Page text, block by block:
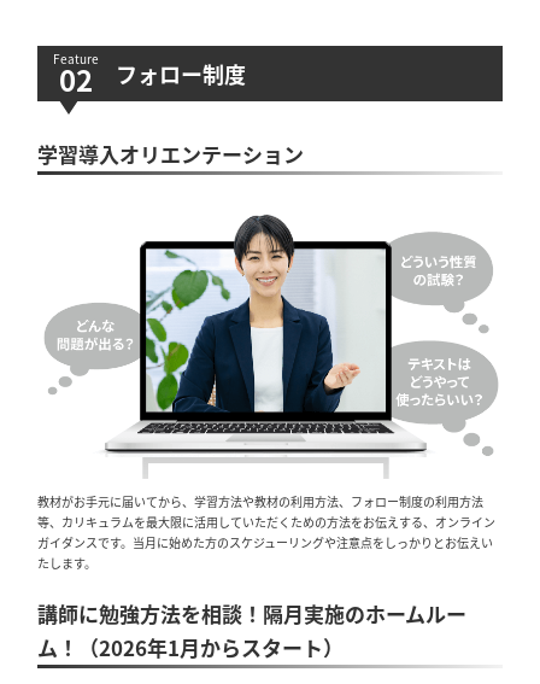
フォロー制度
学習導入オリエンテーション
教材がお手元に届いてから、学習方法や教材の利用方法、フォロー制度の利用方法
等、カリキュラムを最大限に活用していただくための方法をお伝えする、オンライン
ガイダンスです。当月に始めた方のスケジューリングや注意点をしっかりとお伝えい
たします。
講師に勉強方法を相談！隔月実施のホームルー
ム！（2026年1月からスタート）